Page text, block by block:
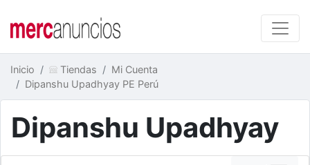
Inicio Tiendas
Mi Cuenta
Dipanshu Upadhyay PE Perú
Dipanshu Upadhyay